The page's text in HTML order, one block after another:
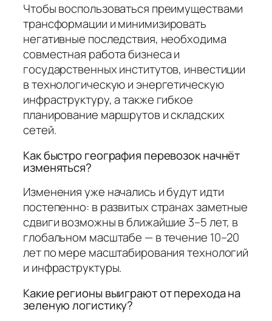
Чтобы воспользоваться преимуществами
трансформации и минимизировать
негативные последствия, необходима
совместная работа бизнеса и
государственных институтов, инвестиции
в технологическую и энергетическую
инфраструктуру, а также гибкое
планирование маршрутов и складских
сетей.
Как быстро география перевозок начнёт
изменяться?
Изменения уже начались и будут идти
постепенно: в развитых странах заметные
сдвиги возможны в ближайшие 3–5 лет, в
глобальном масштабе — в течение 10–20
лет по мере масштабирования технологий
и инфраструктуры.
Какие регионы выиграют от перехода на
зеленую логистику?